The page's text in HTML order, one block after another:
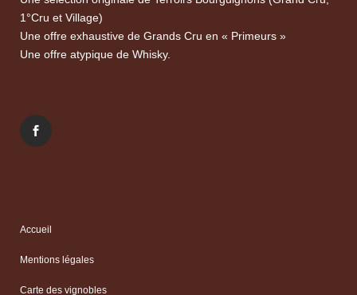
1°Cru et Village)
Une offre exhaustive de Grands Cru en « Primeurs »
Une offre atypique de Whisky.
Accueil
Mentions légales
Carte des vignobles